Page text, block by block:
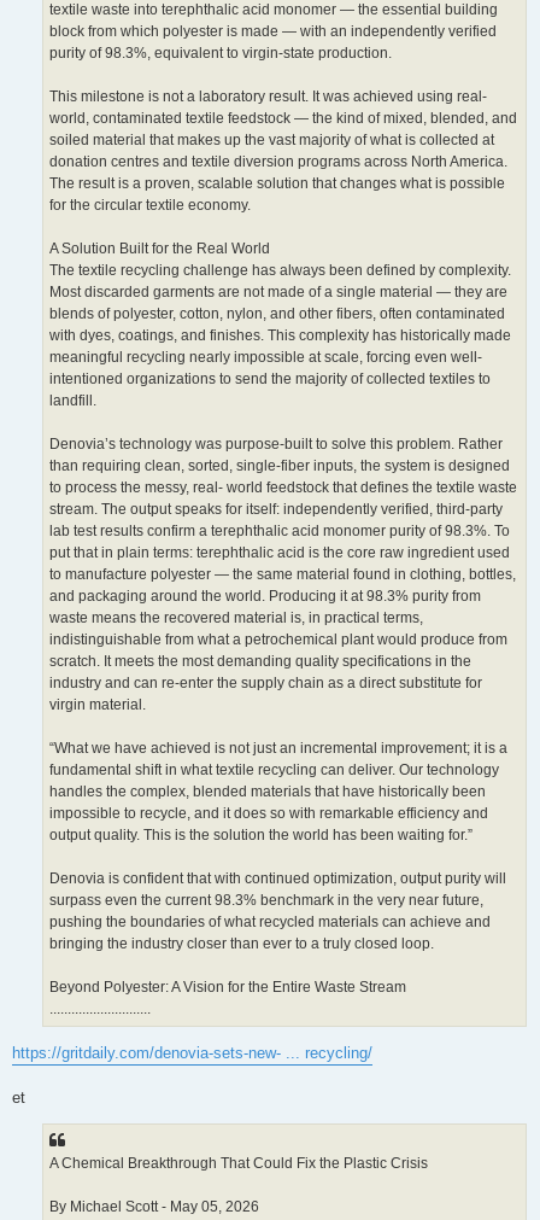
textile waste into terephthalic acid monomer — the essential building
block from which polyester is made — with an independently verified
purity of 98.3%, equivalent to virgin-state production.
This milestone is not a laboratory result. It was achieved using real-
world, contaminated textile feedstock — the kind of mixed, blended, and
soiled material that makes up the vast majority of what is collected at
donation centres and textile diversion programs across North America.
The result is a proven, scalable solution that changes what is possible
for the circular textile economy.
A Solution Built for the Real World
The textile recycling challenge has always been defined by complexity.
Most discarded garments are not made of a single material — they are
blends of polyester, cotton, nylon, and other fibers, often contaminated
with dyes, coatings, and finishes. This complexity has historically made
meaningful recycling nearly impossible at scale, forcing even well-
intentioned organizations to send the majority of collected textiles to
landfill.
Denovia’s technology was purpose-built to solve this problem. Rather
than requiring clean, sorted, single-fiber inputs, the system is designed
to process the messy, real- world feedstock that defines the textile waste
stream. The output speaks for itself: independently verified, third-party
lab test results confirm a terephthalic acid monomer purity of 98.3%. To
put that in plain terms: terephthalic acid is the core raw ingredient used
to manufacture polyester — the same material found in clothing, bottles,
and packaging around the world. Producing it at 98.3% purity from
waste means the recovered material is, in practical terms,
indistinguishable from what a petrochemical plant would produce from
scratch. It meets the most demanding quality specifications in the
industry and can re-enter the supply chain as a direct substitute for
virgin material.
“What we have achieved is not just an incremental improvement; it is a
fundamental shift in what textile recycling can deliver. Our technology
handles the complex, blended materials that have historically been
impossible to recycle, and it does so with remarkable efficiency and
output quality. This is the solution the world has been waiting for.”
Denovia is confident that with continued optimization, output purity will
surpass even the current 98.3% benchmark in the very near future,
pushing the boundaries of what recycled materials can achieve and
bringing the industry closer than ever to a truly closed loop.
Beyond Polyester: A Vision for the Entire Waste Stream
............................
https://gritdaily.com/denovia-sets-new- ... recycling/
et
A Chemical Breakthrough That Could Fix the Plastic Crisis
By Michael Scott - May 05, 2026